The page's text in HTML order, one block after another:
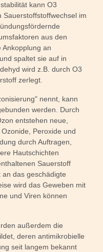
kann O3
im
aus den
Ankopplung an
spaltet sie auf in
wird z.B. durch O3
zerlegt.
nennt, kann
werden. Durch
entstehen neue,
Peroxide und
durch Auftragen,
Hautschichten
Sauerstoff
das geschädigte
wird das Geweben mit
und Viren können
außerdem die
deren antimikrobielle
seit langem bekannt